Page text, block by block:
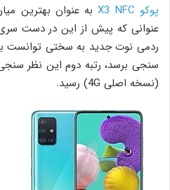
پوکو X3 NFC
به عنوان بهترین
ردمی نوت جدید به سختی توانست
(نسخه اصلی 4G) رسید.